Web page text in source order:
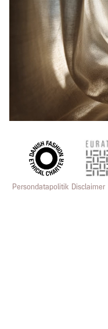
Persondatapolitik Disclaimer